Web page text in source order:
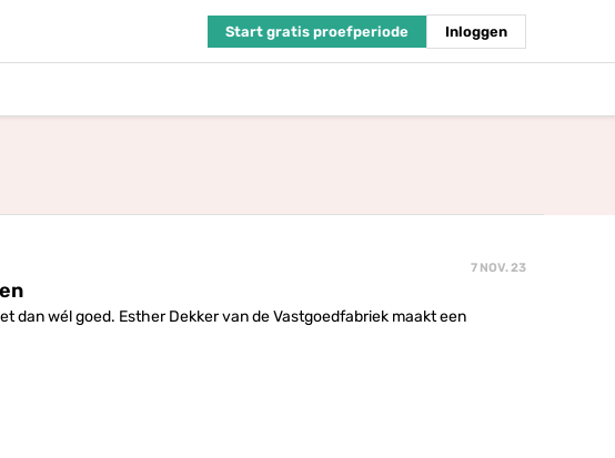
Start gratis proefperiode Inloggen
7 NOV. 23
dan wél goed. Esther Dekker van de Vastgoedfabriek maakt een